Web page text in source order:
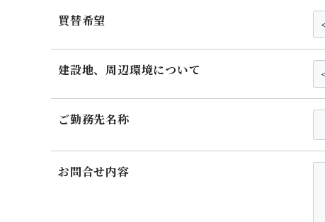
買替希望
建設地、周辺環境について
ご勤務先名称
お問合せ内容